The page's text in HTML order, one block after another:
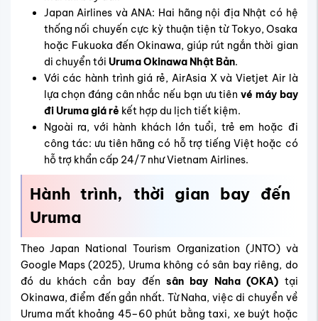
Japan Airlines và ANA: Hai hãng nội địa Nhật có hệ
thống nối chuyến cực kỳ thuận tiện từ Tokyo, Osaka
hoặc Fukuoka đến Okinawa, giúp rút ngắn thời gian
di chuyển tới Uruma Okinawa Nhật Bản.
Với các hành trình giá rẻ, AirAsia X và Vietjet Air là
lựa chọn đáng cân nhắc nếu bạn ưu tiênvé máy bay
đi Uruma giá rẻ kết hợp du lịch tiết kiệm.
Ngoài ra, với hành khách lớn tuổi, trẻ em hoặc đi
công tác: ưu tiên hãng có hỗ trợ tiếng Việt hoặc có
hỗ trợ khẩn cấp 24/7 như Vietnam Airlines.
Hành trình, thời gian bay đến
Uruma
Theo Japan National Tourism Organization (JNTO) và
Google Maps (2025), Uruma không có sân bay riêng, do
đó du khách cần bay đến sân bay Naha (OKA) tại
Okinawa, điểm đến gần nhất. Từ Naha, việc di chuyển về
Uruma mất khoảng 45–60 phút bằng taxi, xe buýt hoặc